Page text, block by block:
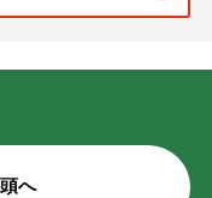
へ